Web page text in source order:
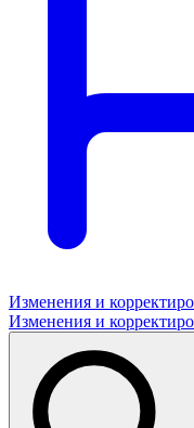
Изменения и
Изменения и